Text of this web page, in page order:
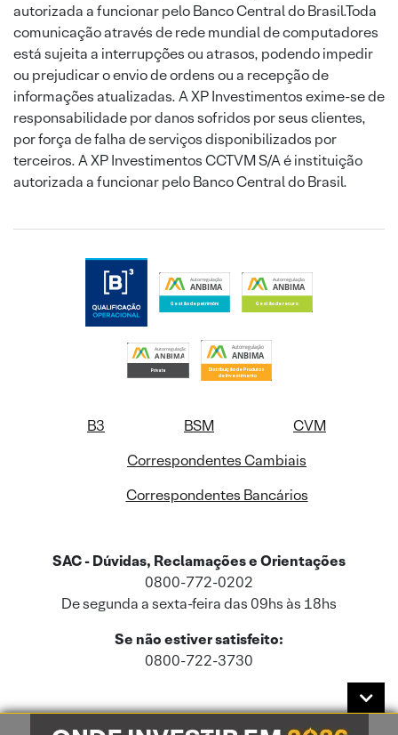
autorizada a funcionar pelo Banco Central do Brasil.Toda
comunicação através de rede mundial de computadores
está sujeita a interrupções ou atrasos, podendo impedir
ou prejudicar o envio de ordens ou a recepção de
informações atualizadas. A XP Investimentos exime-se de
responsabilidade por danos sofridos por seus clientes,
por força de falha de serviços disponibilizados por
terceiros. A XP Investimentos CCTVM S/A é instituição
autorizada a funcionar pelo Banco Central do Brasil.
B3 BSM
CVM
Correspondentes Cambiais
Correspondentes Bancários
SAC - Dúvidas, Reclamações e Orientações
0800-772-0202
De segunda a sexta-feira das 09hs às 18hs
Se não estiver satisfeito:
0800-722-3730
Este site usa cookies e dados pessoais de acordo com a nossaPolítica de